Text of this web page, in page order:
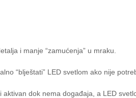
i manje “zamućenja” u mraku.
“blještati” LED svetlom ako nije
dok nema događaja, a LED